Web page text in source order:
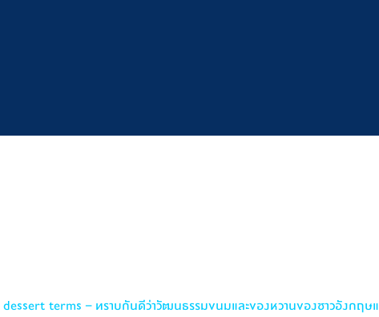
terms – ทราบกันดีว่าวัฒนธรรมขนมและของหวานของชาวอังกฤษแ